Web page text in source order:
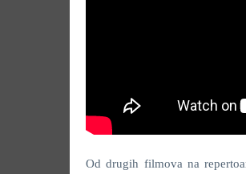
Od drugih filmova na